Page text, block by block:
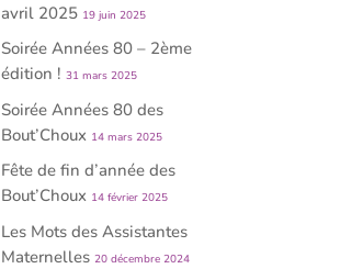
avril 2025 19 juin 2025
Soirée Années 80 – 2ème
édition ! 31 mars 2025
Soirée Années 80 des
Bout’Choux 14 mars 2025
Fête de fin d’année des
Bout’Choux 14 février 2025
Les Mots des Assistantes
Maternelles 20 décembre 2024